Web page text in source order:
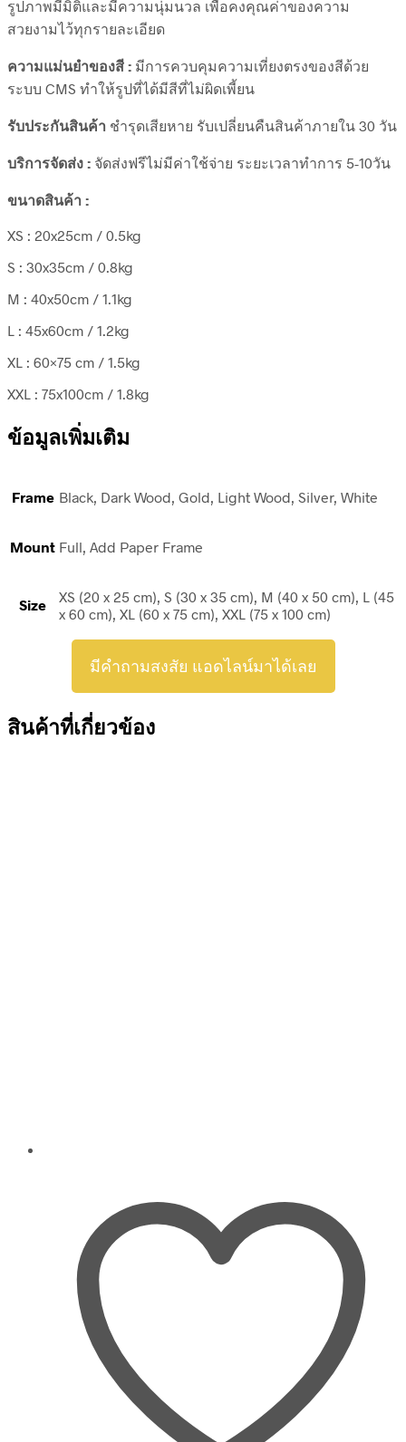
รูปภาพมีมิติและมีความนุ่มนวล เพื่อคงคุณค่าของความ
สวยงามไว้ทุกรายละเอียด
ความแม่นยำของสี : มีการควบคุมความเที่ยงตรงของสีด้วย
ระบบ CMS ทำให้รูปที่ได้มีสีที่ไม่ผิดเพี้ยน
รับประกันสินค้า ชำรุดเสียหาย รับเปลี่ยนคืนสินค้าภายใน 30 วัน
บริการจัดส่ง : จัดส่งฟรีไม่มีค่าใช้จ่าย ระยะเวลาทำการ 5-10วัน
ขนาดสินค้า :
XS : 20x25cm / 0.5kg
S : 30x35cm / 0.8kg
M : 40x50cm / 1.1kg
L : 45x60cm / 1.2kg
XL : 60×75 cm / 1.5kg
XXL : 75x100cm / 1.8kg
ข้อมูลเพิ่มเติม
Frame Black, Dark Wood, Gold, Light Wood, Silver, White
Mount Full, Add Paper Frame
Size
XS (20 x 25 cm), S (30 x 35 cm), M (40 x 50 cm), L (45
x 60 cm), XL (60 x 75 cm), XXL (75 x 100 cm)
มีคำถามสงสัย แอดไลน์มาได้เลย
สินค้าที่เกี่ยวข้อง